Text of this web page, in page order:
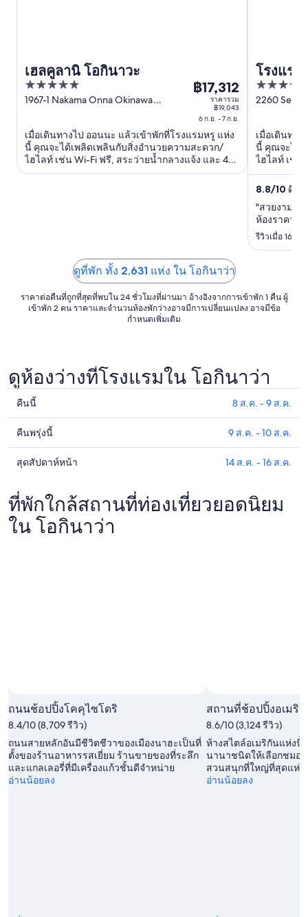
เฮลคูลานิ โอกินาวะ
5
out
5
1967-1 Nakama Onna Okinawa
ราคา
฿17,312
ต่อ
คืน
เข้า
พัก
฿17,312
ราคารวม
฿19,043
6 ก.ย. - 7 ก.ย.
เมื่อเดินทางไป ออนนะ แล้วเข้าพักที่โรงแรมหรู แห่ง
นี้ คุณจะได้เพลิดเพลินกับสิ่งอำนวยความสะดวก/
ไฮไลท์ เช่น Wi-Fi ฟรี, สระว่ายน้ำกลางแจ้ง และ 4
ห้องอาหาร ผู้เข้าพักที่จองกับเรารีวิวว่าชอบพนักงาน
โรงแร
Manza
5
out
5
2260
เมื่อเดินทา
นี้ คุณจะได้
ไฮไลท์ เช่น
ห้องอาหาร
เป็นพิเศษ ...
8.8/10 ดีเลิ
"สวยงามมา
ห้องราคาร
รีวิวเมื่อ 16 ม.
ดูที่พัก ทั้ง 2,631 แห่ง ใน โอกินาว่า
ราคาต่อคืนที่ถูกที่สุดที่พบใน 24 ชั่วโมงที่ผ่านมา อ้างอิงจากการเข้าพัก 1 คืน ผู้
เข้าพัก 2 คน ราคาและจำนวนห้องพักว่างอาจมีการเปลี่ยนแปลง อาจมีข้อ
กำหนดเพิ่มเติม
ดูห้องว่างที่โรงแรมใน โอกินาว่า
ดูรา
คา
ที่พัก
ใน
โอ
กิน
าว่า
สำหรับ
คืนนี้ 8 ส.ค. - 9 ส.ค.
ดูรา
คา
ที่พัก
โอ
กิน
าว่า
คืนพรุ่งนี้ 9 ส.ค. - 10 ส.ค.
ดูรา
ที่พัก
ใน
โอ
ส.ค.
สุดสัปดาห์หน้า 14 ส.ค. - 16 ส.ค.
ที่พักใกล้สถานที่ท่องเที่ยวยอดนิยม
ใน โอกินาว่า
ถนนช้อปปิ้งโคคุไซโดริ
8.4/10 (8,709 รีวิว)
ถนนสายหลักอันมีชีวิตชีวาของเมืองนาฮะเป็นที่
ตั้งของร้านอาหารรสเยี่ยม ร้านขายของที่ระลึก
และแกลเลอรี่ที่มีเครื่องแก้วชั้นดีจำหน่าย
อ่านน้อยลง
สถานที่ช้อปปิ้งอเมริกั
8.6/10 (3,124 รีวิว)
ห้างสไตล์อเมริกันแห่ง
นานาชนิดให้เลือกชมอ
สวนสนุกที่ใหญ่ที่สุดแห่ง
อ่านน้อยลง